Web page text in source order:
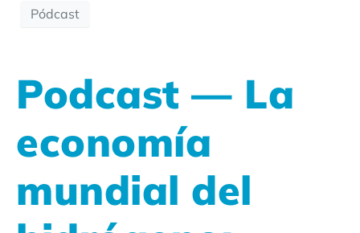
Pódcast
Podcast — La
economía
mundial del